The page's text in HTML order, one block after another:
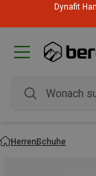
Dynafit
HerrenSchuhe